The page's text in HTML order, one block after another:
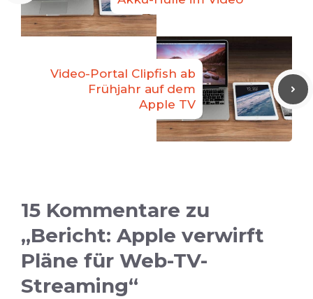
Video-Portal Clipfish ab
Frühjahr auf dem
Apple TV
15 Kommentare zu
„Bericht: Apple verwirft
Pläne für Web-TV-
Streaming“